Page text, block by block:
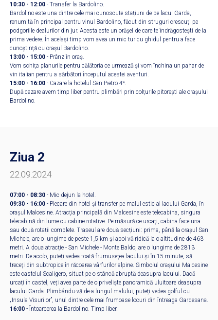
10:30 - 12:00 - Transfer la Bardolino.
Bardolino este una dintre cele mai cunoscute stațiuni de pe lacul Garda,
renumită în principal pentru vinul Bardolino, făcut din struguri crescuți pe
podgoriile dealurilor din jur. Acesta este un orășel de care te îndrăgostești de la
prima vedere. În același timp vom avea un mic tur cu ghidul pentru a face
cunoștință cu orașul Bardolino.
13:00 - 15:00 - Prânz în oraș.
Vom schița planurile pentru călătoria ce urmează și vom închina un pahar de
vin italian pentru a sărbători începutul acestei aventuri.
15:00 - 16:00 - Cazare la hotelul San Pietro 4*.
După cazare avem timp liber pentru plimbări prin colțurile pitorești ale orașului
Bardolino.
Ziua 2
22.09.2024
07:00 - 08:30 - Mic dejun la hotel.
09:30 - 16:00 - Plecare din hotel și transfer pe malul estic al lacului Garda, în
orașul Malcesine. Atracția principală din Malcesine este telecabina, singura
telecabină din lume cu cabine rotative. Pe măsură ce urcați, cabina face una
sau două rotații complete. Traseul are două secțiuni: prima, până la orașul San
Michele, are o lungime de peste 1,5 km și apoi vă ridică la o altitudine de 463
metri. A doua atracție - San Michele - Monte Baldo, are o lungime de 2813
metri. De acolo, puteți vedea toată frumusețea lacului și în 15 minute, să
treceți din subtropice în răcoarea vârfurilor alpine. Simbolul orașului Malcesine
este castelul Scaligero, situat pe o stâncă abruptă deasupra lacului. Dacă
urcați în castel, veți avea parte de o priveliște panoramică uluitoare deasupra
lacului Garda. Plimbându-vă de-a lungul malului, puteți vedea golful cu
„Insula Visurilor”, unul dintre cele mai frumoase locuri din întreaga Gardesana.
16:00 - Întoarcerea la Bardolino. Timp liber.